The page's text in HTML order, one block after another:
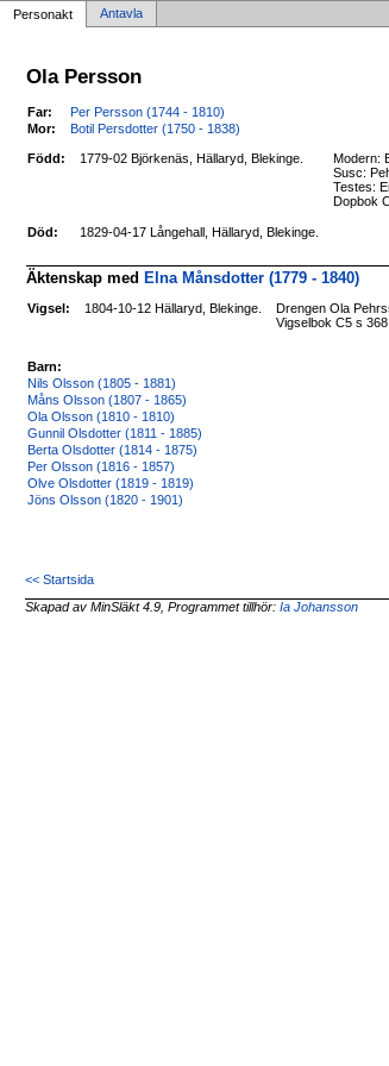
Personakt Antavla
Ola Persson
Far:
Per Persson (1744 - 1810)
Mor:
Botil Persdotter (1750 - 1838)
Född: 1779-02 Björkenäs, Hällaryd, Blekinge.
Modern:
Susc:
Testes:
Dopbok
Död: 1829-04-17 Långehall, Hällaryd, Blekinge.
Äktenskap med Elna Månsdotter (1779 - 1840)
Vigsel: 1804-10-12 Hällaryd, Blekinge.
Drengen Ola
Vigselbok C5 s 368
Barn:
Nils Olsson (1805 - 1881)
Måns Olsson (1807 - 1865)
Ola Olsson (1810 - 1810)
Gunnil Olsdotter (1811 - 1885)
Berta Olsdotter (1814 - 1875)
Per Olsson (1816 - 1857)
Olve Olsdotter (1819 - 1819)
Jöns Olsson (1820 - 1901)
<< Startsida
Skapad av MinSläkt 4.9, Programmet tillhör:Ia Johansson